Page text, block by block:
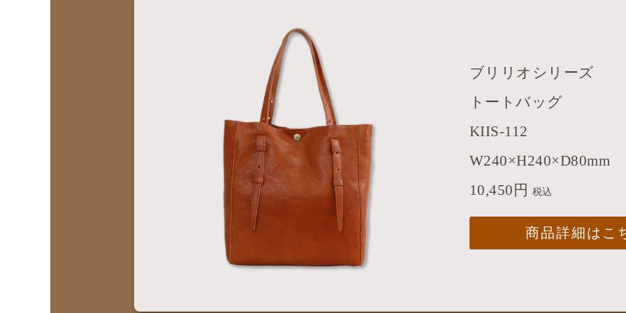
ブリリオシリーズ
トートバッグ
KIIS-112
W240×H240×D80mm
10,450円
税込
商品詳細はこ